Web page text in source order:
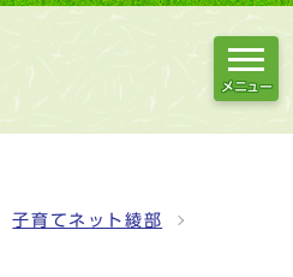
メニュー
子育てネット綾部